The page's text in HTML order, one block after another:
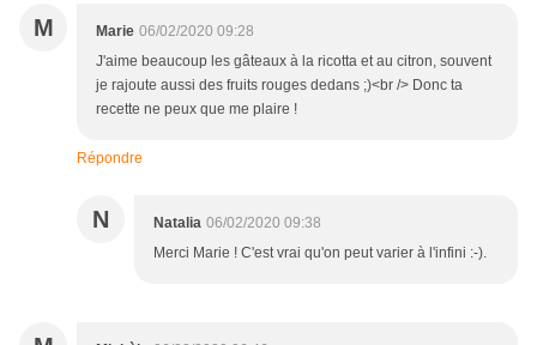
M Marie 06/02/2020 09:28
J'aime beaucoup les gâteaux à la ricotta et au citron, souvent
je rajoute aussi des fruits rouges dedans ;)<br /> Donc ta
recette ne peux que me plaire !
Répondre
N Natalia 06/02/2020 09:38
Merci Marie ! C'est vrai qu'on peut varier à l'infini :-).